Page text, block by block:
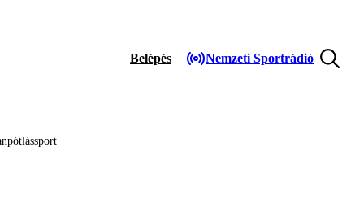
Belépés Nemzeti Sportrádió